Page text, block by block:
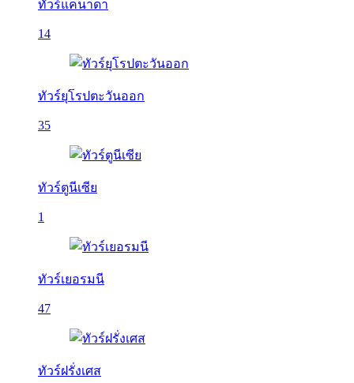
ทัวร์แคนาดา
14
ทัวร์ยุโรปตะวันออก
35
ทัวร์ตูนีเซีย
1
ทัวร์เยอรมนี
47
ทัวร์ฝรั่งเศส